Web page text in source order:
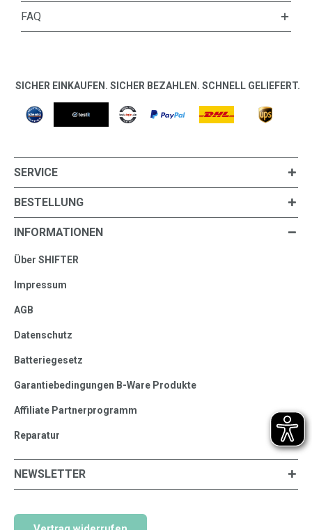
FAQ
SICHER EINKAUFEN. SICHER BEZAHLEN. SCHNELL GELIEFERT.
SERVICE
BESTELLUNG
INFORMATIONEN
Über SHIFTER
Impressum
AGB
Datenschutz
Batteriegesetz
Garantiebedingungen B-Ware Produkte
Affiliate Partnerprogramm
Reparatur
NEWSLETTER